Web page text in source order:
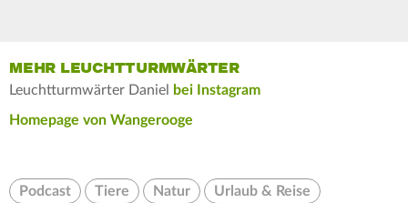
MEHR LEUCHTTURMWÄRTER
Leuchtturmwärter Daniel bei Instagram
Homepage von Wangerooge
Podcast Tiere Natur Urlaub & Reise